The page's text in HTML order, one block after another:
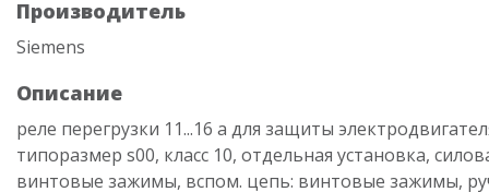
Производитель
Siemens
Описание
реле перегрузки 11...16 a для защиты
типоразмер s00, класс 10, отдельная установка,
винтовые зажимы, вспом. цепь: винтовые зажимы,